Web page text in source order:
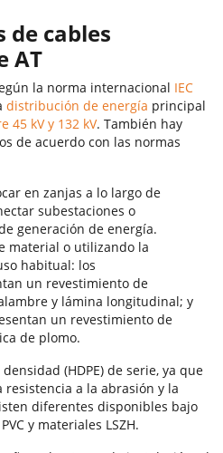
de cables
AT
la norma internacional IEC
distribución de energía principal
45 kV y 132 kV. También hay
de acuerdo con las normas
en zanjas a lo largo de
subestaciones o
generación de energía.
material o utilizando la
habitual: los
un revestimiento de
y lámina longitudinal; y
un revestimiento de
de plomo.
(HDPE) de serie, ya que
a la abrasión y la
diferentes disponibles bajo
y materiales LSZH.